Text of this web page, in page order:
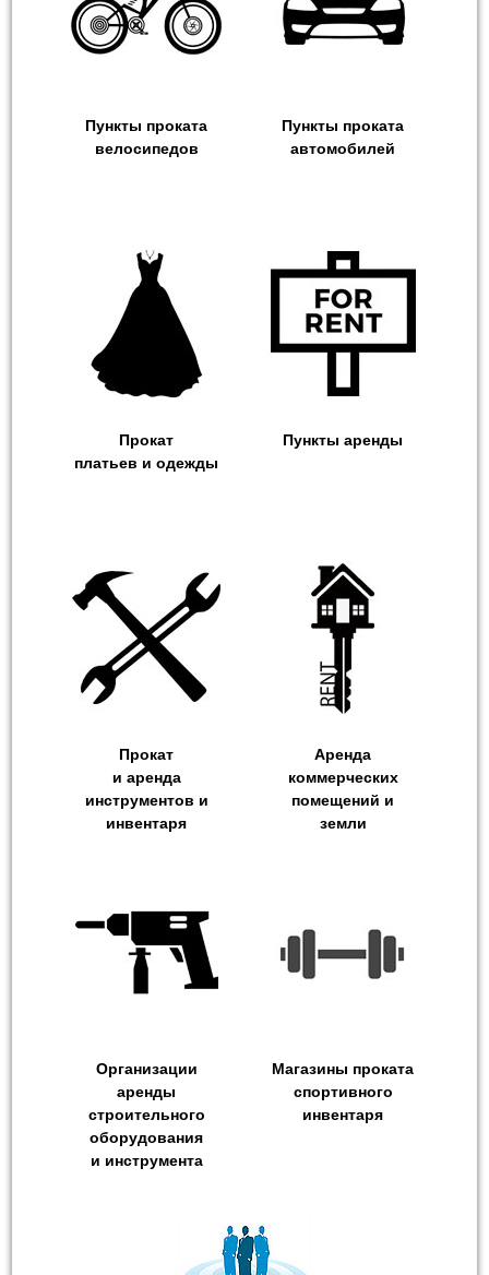
Пункты проката
велосипедов
Пункты проката
автомобилей
Прокат
платьев и одежды
Пункты аренды
Прокат
и аренда
инструментов и
инвентаря
Аренда
коммерческих
помещений и
земли
Организации
аренды
строительного
оборудования
и инструмента
Магазины проката
спортивного
инвентаря